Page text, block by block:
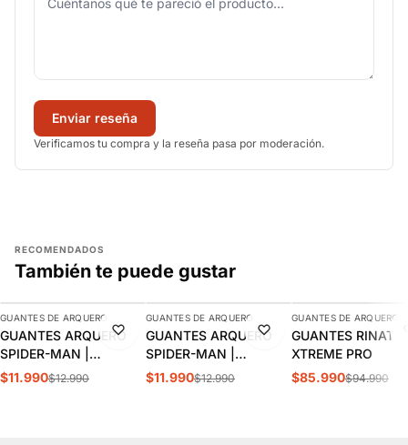
Enviar reseña
Verificamos tu compra y la reseña pasa por moderación.
RECOMENDADOS
También te puede gustar
-8%
AGREGAR
GUANTES DE ARQUERO
GUANTES ARQUERO
SPIDER-MAN |
SPJSSS24056
$11.990$12.990
-8%
AGREGAR
GUANTES DE ARQUERO
GUANTES ARQUERO
SPIDER-MAN |
SPJSSS24063
$11.990$12.990
-9%
GUANTES DE ARQUERO
GUANTES RINAT
XTREME PRO
$85.990$94.990